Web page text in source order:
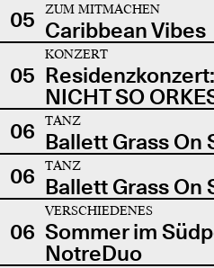
05
ZUM MITMACHEN
Caribbean Vibes
05
KONZERT
NICHT SO
06
TANZ
Ballett Grass On
06
TANZ
Ballett Grass On
06
VERSCHIEDENES
Sommer im
NotreDuo